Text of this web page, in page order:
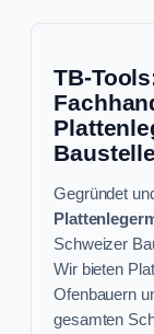
TB-
Gegründet
Schweizer
Wir bieten
Ofenbauern
gesamten